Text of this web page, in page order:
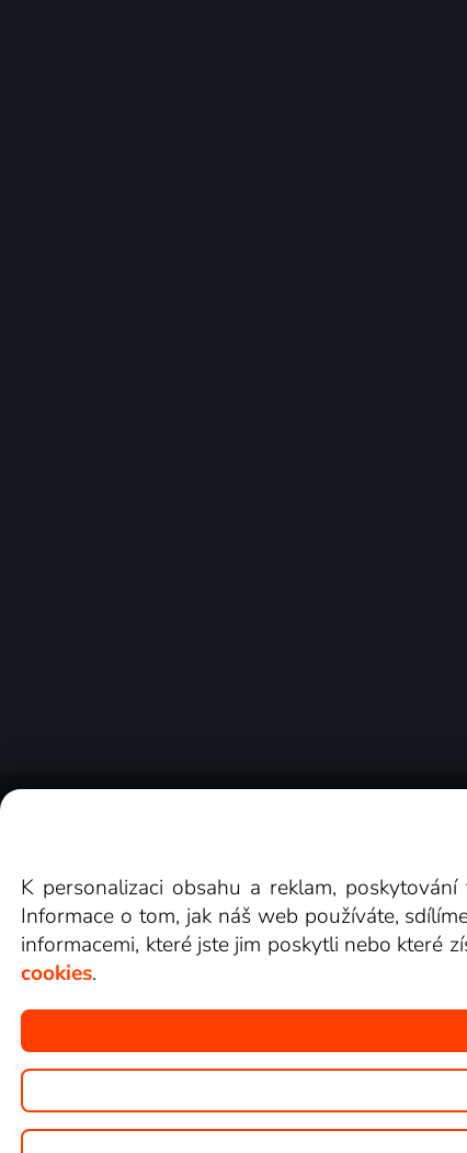
Copyright © goNET
K personalizaci obsahu a reklam,
Informace o tom, jak náš web používáte,
informacemi, které jste jim poskytli nebo které
cookies.